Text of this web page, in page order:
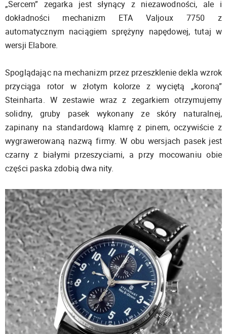
„Sercem” zegarka jest słynący z niezawodności, ale i
dokładności mechanizm ETA Valjoux 7750 z
automatycznym naciągiem sprężyny napędowej, tutaj w
wersji Elabore.
Spoglądając na mechanizm przez przeszklenie dekla wzrok
przyciąga rotor w złotym kolorze z wyciętą „koroną”
Steinharta. W zestawie wraz z zegarkiem otrzymujemy
solidny, gruby pasek wykonany ze skóry naturalnej,
zapinany na standardową klamrę z pinem, oczywiście z
wygrawerowaną nazwą firmy. W obu wersjach pasek jest
czarny z białymi przeszyciami, a przy mocowaniu obie
części paska zdobią dwa nity.